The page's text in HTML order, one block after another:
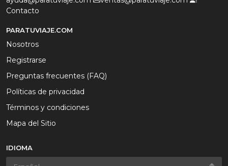
Contacto
PARATUVIAJE.COM
Nosotros
Registrarse
Preguntas frecuentes (FAQ)
Políticas de privacidad
Términos y condiciones
Mapa del Sitio
IDIOMA